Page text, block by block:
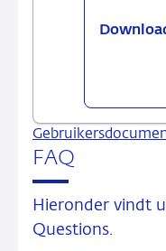
FAQ
Hieronder vindt
Questions.